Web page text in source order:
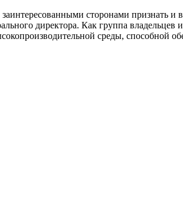
сторонами признать и
директора. Как группа
среды, способной